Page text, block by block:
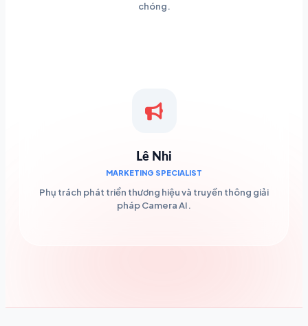
chóng.
Lê Nhi
MARKETING SPECIALIST
Phụ trách phát triển thương hiệu và truyền thông giải
pháp Camera AI.